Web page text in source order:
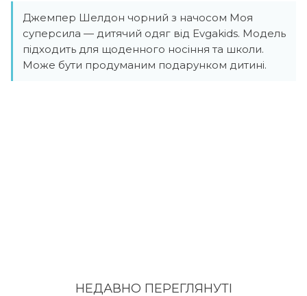
Джемпер Шелдон чорний з начосом Моя
суперсила — дитячий одяг від Evgakids. Модель
підходить для щоденного носіння та школи.
Може бути продуманим подарунком дитині.
НЕДАВНО ПЕРЕГЛЯНУТI